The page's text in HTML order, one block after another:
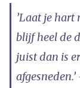
’Laat je
blijf heel de
juist dan is